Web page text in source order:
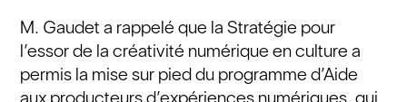
M. Gaudet a rappelé que la Stratégie pour
l’essor de la créativité numérique en culture a
permis la mise sur pied du programme d’Aide